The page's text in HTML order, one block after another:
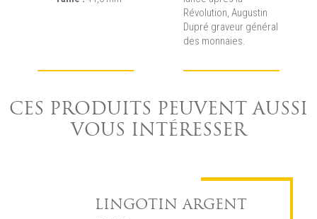
Révolution, Augustin
Dupré graveur général
des monnaies.
CES PRODUITS PEUVENT AUSSI
VOUS INTÉRESSER
LINGOTIN ARGENT